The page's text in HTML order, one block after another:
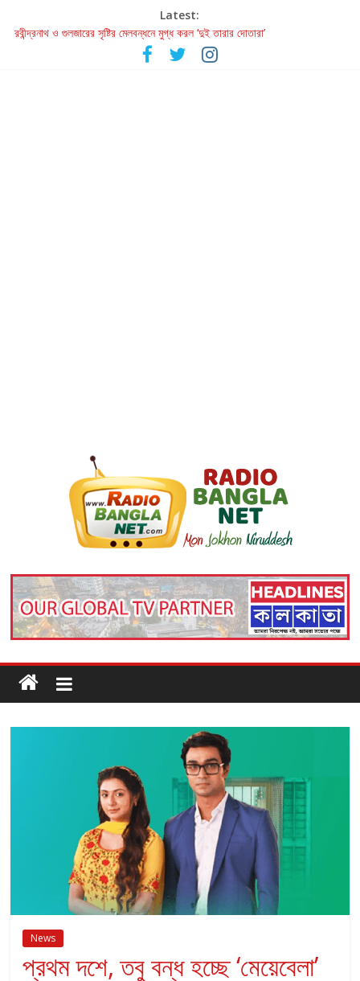
Latest:
রবীন্দ্রনাথ ও গুলজারের সৃষ্টির মেলবন্ধনে মুগ্ধ করল ‘দুই তারার দোতারা’
কলের গান থেকে রীলস্ — বাঙালির গান শোনার বিবর্তনের গল্প
জগন্নাথমঙ্গলম্ — বাংলায় প্রথমবার মঞ্চে এবার রথযাত্রার উদযাপন
News
প্রথম দশে, তবু বন্ধ হচ্ছে ‘মেয়েবেলা’